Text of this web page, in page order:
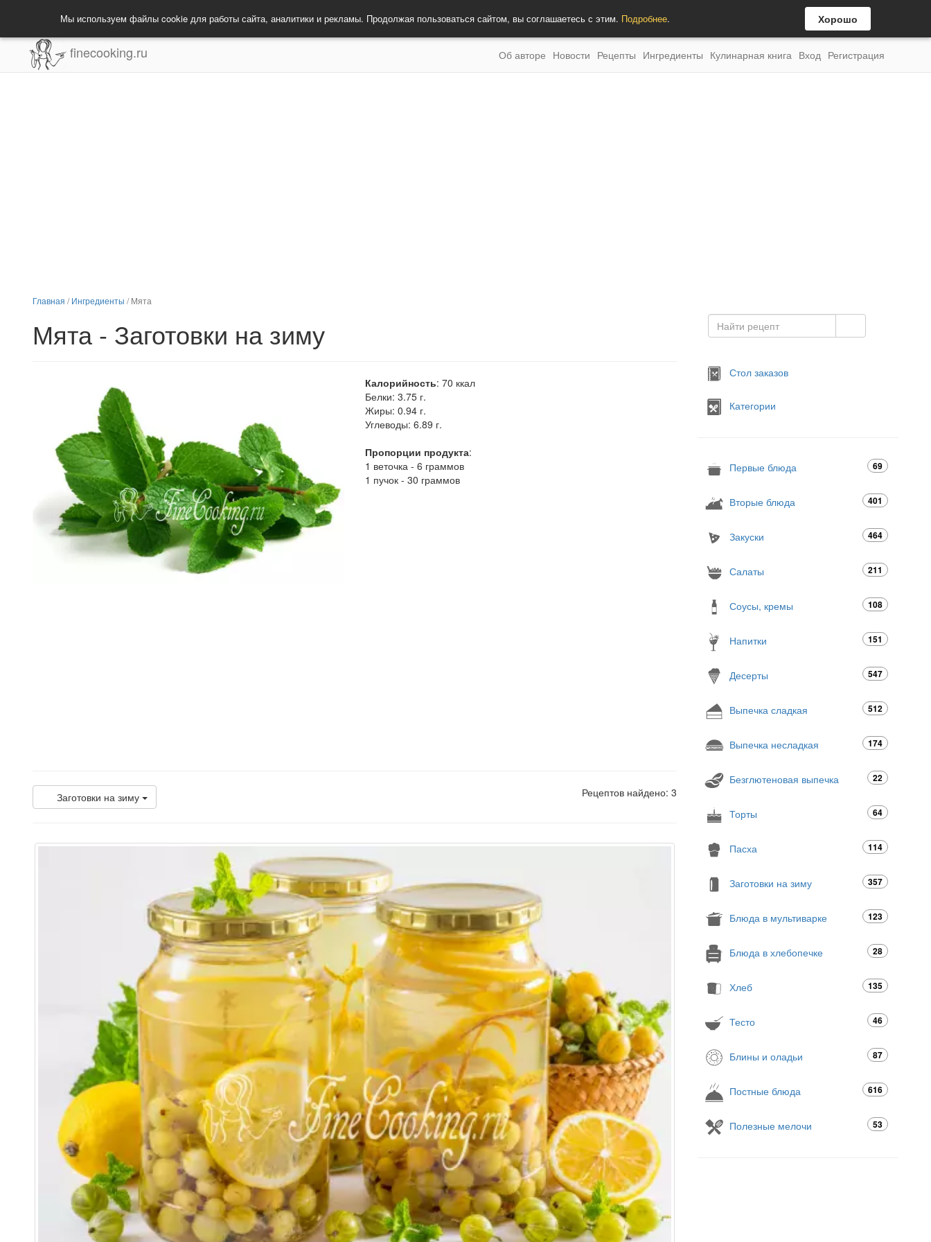
Мы используем файлы cookie для работы сайта, аналитики и рекламы. Продолжая пользоваться сайтом, вы соглашаетесь с этим. Подробнее. Хорошо
finecooking.ru Об авторе Новости Рецепты Ингредиенты Кулинарная книга Вход Регистрация
Главная /Ингредиенты /Мята
Мята - Заготовки на зиму
Калорийность: 70 ккал
Белки: 3.75 г.
Жиры: 0.94 г.
Углеводы: 6.89 г.
Пропорции продукта:
1 веточка - 6 граммов
1 пучок - 30 граммов
Заготовки на зиму Рецептов найдено: 3
Стол заказов
Категории
Первые блюда 69
Вторые блюда 401
Закуски 464
Салаты 211
Соусы, кремы 108
Напитки 151
Десерты 547
Выпечка сладкая 512
Выпечка несладкая 174
Безглютеновая выпечка 22
Торты 64
Пасха 114
Заготовки на зиму 357
Блюда в мультиварке 123
Блюда в хлебопечке 28
Хлеб 135
Тесто 46
Блины и оладьи 87
Постные блюда 616
Полезные мелочи 53